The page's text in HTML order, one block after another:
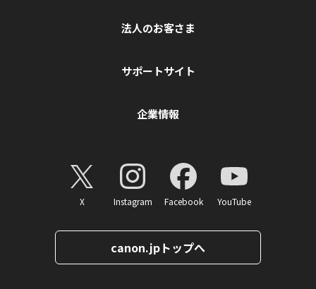
法人のお客さま
サポートサイト
企業情報
X Instagram Facebook YouTube
canon.jpトップへ